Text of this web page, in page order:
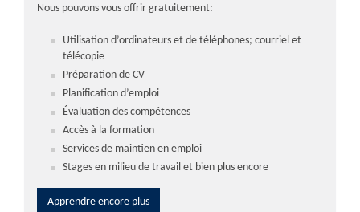
Nous pouvons vous offrir gratuitement:
Utilisation d’ordinateurs et de téléphones; courriel et
télécopie
Préparation de CV
Planification d’emploi
Évaluation des compétences
Accès à la formation
Services de maintien en emploi
Stages en milieu de travail et bien plus encore
Apprendre encore plus